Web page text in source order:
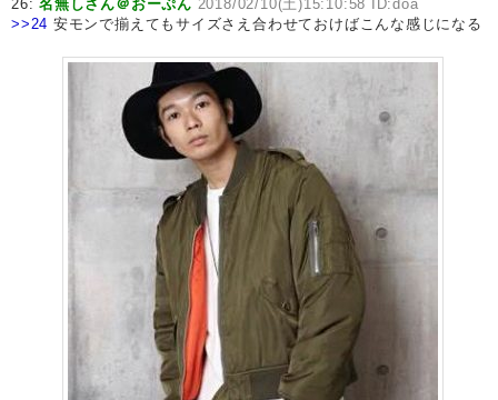
26:名無しさん＠おーぷん 2018/02/10(土)15:10:58 ID:doa
>>24 安モンで揃えてもサイズさえ合わせておけばこんな感じになる